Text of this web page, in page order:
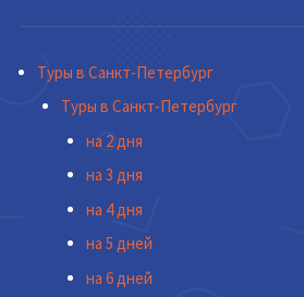
Туры в Санкт-Петербург
Туры в Санкт-Петербург
на 2 дня
на 3 дня
на 4 дня
на 5 дней
на 6 дней